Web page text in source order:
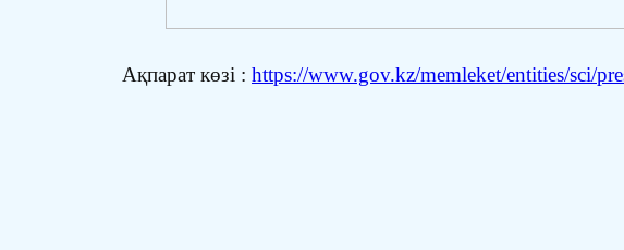
Ақпарат көзі : https://www.gov.kz/memleket/entities/sci/